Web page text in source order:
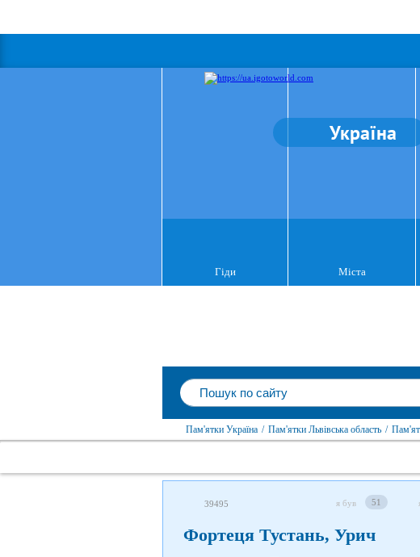
Україна
Гіди Міста
Пам'ятки Україна / Пам'ятки Львівська область /
39495 я був 51
Фортеця Тустань, Урич